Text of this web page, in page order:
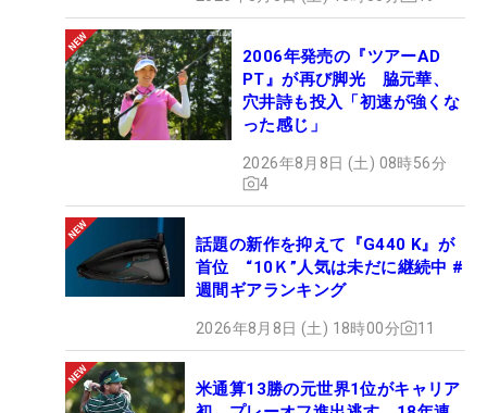
2006年発売の『ツアーAD
PT』が再び脚光 脇元華、
穴井詩も投入「初速が強くな
った感じ」
2026年8月8日 (土) 08時56分
4
話題の新作を抑えて『G440 K』が
首位 “10Ｋ”人気は未だに継続中 #
週間ギアランキング
2026年8月8日 (土) 18時00分 11
米通算13勝の元世界1位がキャリア